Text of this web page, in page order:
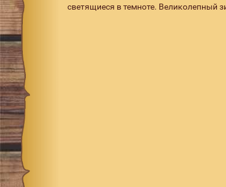
светящиеся в темноте. Великолепный